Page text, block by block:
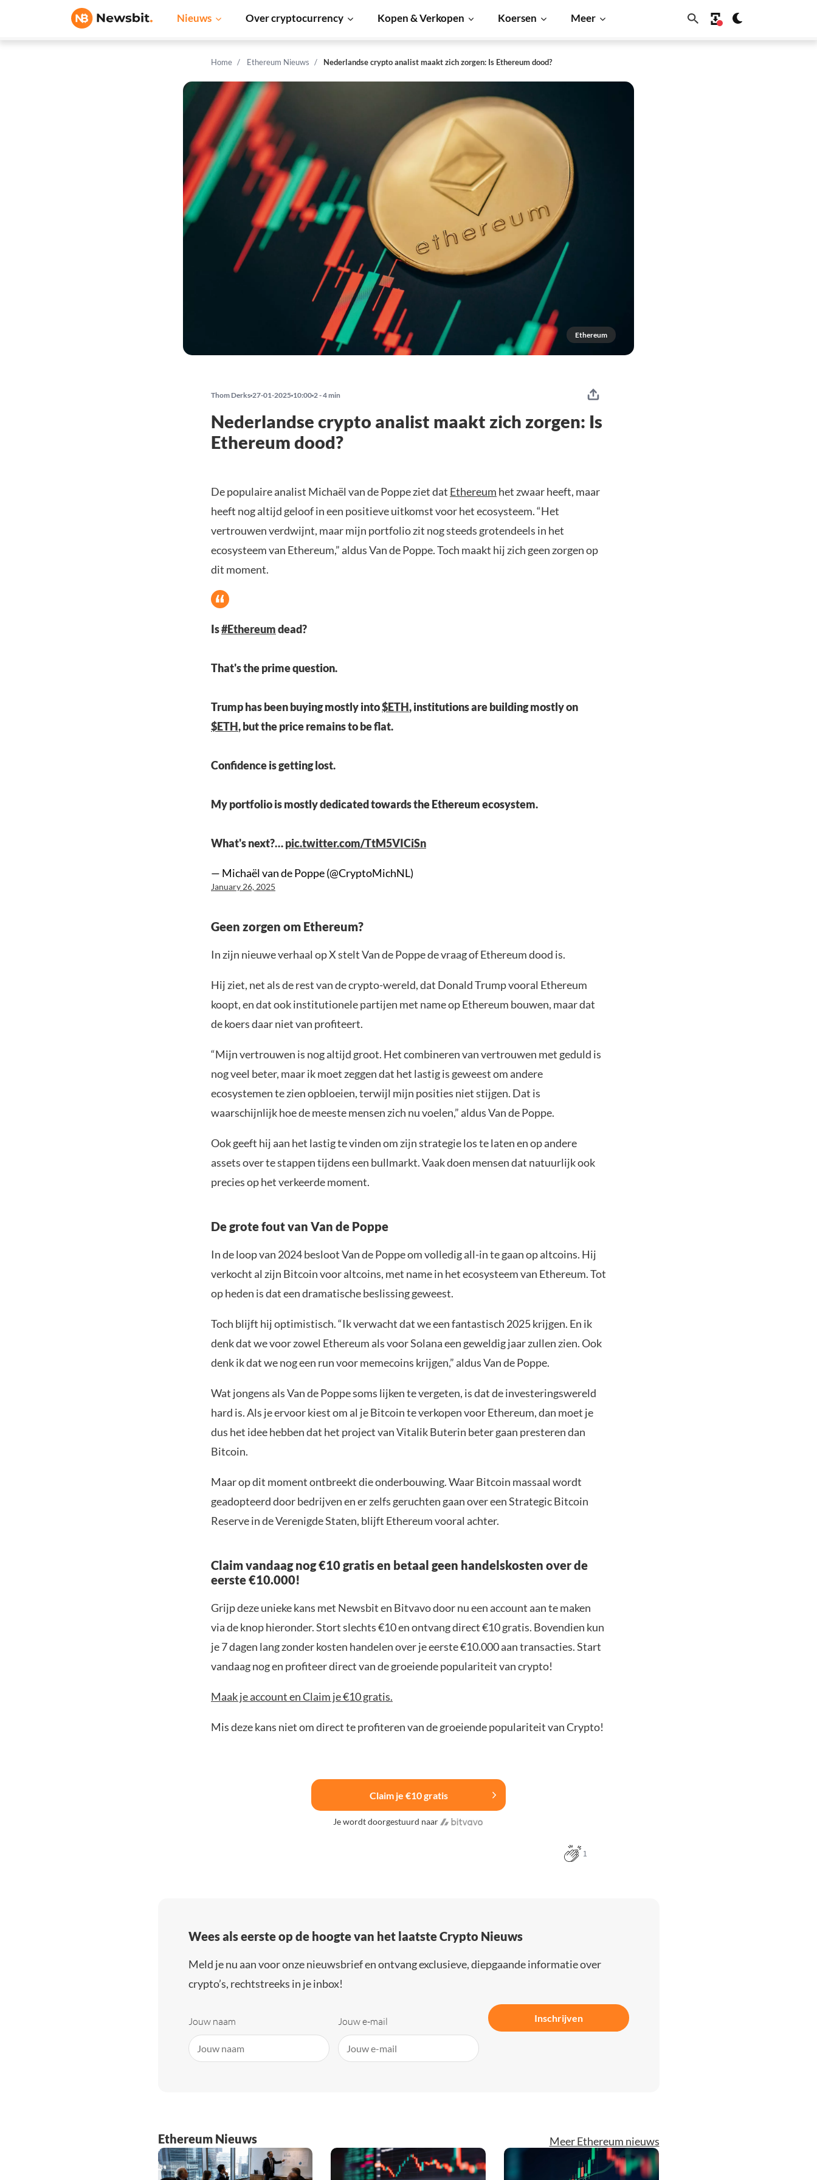
Nieuws Over cryptocurrency Kopen & Verkopen Koersen Meer
Home Ethereum Nieuws Nederlandse crypto analist maakt zich zorgen: Is Ethereum dood?
Ethereum
Thom Derks 27-01-2025 10:00 2 - 4 min
Nederlandse crypto analist maakt zich zorgen: Is
Ethereum dood?
De populaire analist Michaël van de Poppe ziet dat Ethereum het zwaar heeft, maar
heeft nog altijd geloof in een positieve uitkomst voor het ecosysteem. “Het
vertrouwen verdwijnt, maar mijn portfolio zit nog steeds grotendeels in het
ecosysteem van Ethereum,” aldus Van de Poppe. Toch maakt hij zich geen zorgen op
dit moment.
Is#Ethereumdead?
That's the prime question.
Trump has been buying mostly into$ETH, institutions are building mostly on
$ETH, but the price remains to be flat.
Confidence is getting lost.
My portfolio is mostly dedicated towards the Ethereum ecosystem.
What's next?…pic.twitter.com/TtM5VICiSn
— Michaël van de Poppe (@CryptoMichNL)
January 26, 2025
Geen zorgen om Ethereum?
In zijn nieuwe verhaal op X stelt Van de Poppe de vraag of Ethereum dood is.
Hij ziet, net als de rest van de crypto-wereld, dat Donald Trump vooral Ethereum
koopt, en dat ook institutionele partijen met name op Ethereum bouwen, maar dat
de koers daar niet van profiteert.
“Mijn vertrouwen is nog altijd groot. Het combineren van vertrouwen met geduld is
nog veel beter, maar ik moet zeggen dat het lastig is geweest om andere
ecosystemen te zien opbloeien, terwijl mijn posities niet stijgen. Dat is
waarschijnlijk hoe de meeste mensen zich nu voelen,” aldus Van de Poppe.
Ook geeft hij aan het lastig te vinden om zijn strategie los te laten en op andere
assets over te stappen tijdens een bullmarkt. Vaak doen mensen dat natuurlijk ook
precies op het verkeerde moment.
De grote fout van Van de Poppe
In de loop van 2024 besloot Van de Poppe om volledig all-in te gaan op altcoins. Hij
verkocht al zijn Bitcoin voor altcoins, met name in het ecosysteem van Ethereum. Tot
op heden is dat een dramatische beslissing geweest.
Toch blijft hij optimistisch. “Ik verwacht dat we een fantastisch 2025 krijgen. En ik
denk dat we voor zowel Ethereum als voor Solana een geweldig jaar zullen zien. Ook
denk ik dat we nog een run voor memecoins krijgen,” aldus Van de Poppe.
Wat jongens als Van de Poppe soms lijken te vergeten, is dat de investeringswereld
hard is. Als je ervoor kiest om al je Bitcoin te verkopen voor Ethereum, dan moet je
dus het idee hebben dat het project van Vitalik Buterin beter gaan presteren dan
Bitcoin.
Maar op dit moment ontbreekt die onderbouwing. Waar Bitcoin massaal wordt
geadopteerd door bedrijven en er zelfs geruchten gaan over een Strategic Bitcoin
Reserve in de Verenigde Staten, blijft Ethereum vooral achter.
Claim vandaag nog €10 gratis en betaal geen handelskosten over de
eerste €10.000!
Grijp deze unieke kans met Newsbit en Bitvavo door nu een account aan te maken
via de knop hieronder. Stort slechts €10 en ontvang direct €10 gratis. Bovendien kun
je 7 dagen lang zonder kosten handelen over je eerste €10.000 aan transacties. Start
vandaag nog en profiteer direct van de groeiende populariteit van crypto!
Maak je account en Claim je €10 gratis.
Mis deze kans niet om direct te profiteren van de groeiende populariteit van Crypto!
Claim je €10 gratis
Je wordt doorgestuurd naar
1
Wees als eerste op de hoogte van het laatste Crypto Nieuws
Meld je nu aan voor onze nieuwsbrief en ontvang exclusieve, diepgaande informatie over
crypto’s, rechtstreeks in je inbox!
Jouw naam Jouw e-mail Inschrijven
Ethereum Nieuws Meer Ethereum nieuws